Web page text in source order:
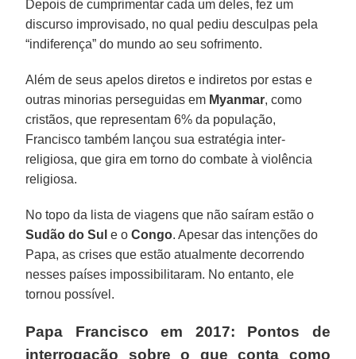
Depois de cumprimentar cada um deles, fez um
discurso improvisado, no qual pediu desculpas pela
“indiferença” do mundo ao seu sofrimento.
Além de seus apelos diretos e indiretos por estas e
outras minorias perseguidas em Myanmar, como
cristãos, que representam 6% da população,
Francisco também lançou sua estratégia inter-
religiosa, que gira em torno do combate à violência
religiosa.
No topo da lista de viagens que não saíram estão o
Sudão do Sul e oCongo. Apesar das intenções do
Papa, as crises que estão atualmente decorrendo
nesses países impossibilitaram. No entanto, ele
tornou possível.
Papa Francisco em 2017: Pontos de
interrogação sobre o que conta como